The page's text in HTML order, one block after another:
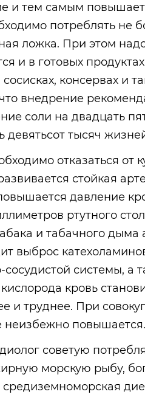
и тем самым
потреблять не
ложка. При этом
и в готовых
сосисках, консервах и
внедрение
соли на двадцать
девятьсот тысяч
отказаться от
стойкая
давление
ртутного
и табачного
выброс
сосудистой системы, а
кровь
и труднее. При
неизбежно повышается.
советую
морскую рыбу,
средиземноморская